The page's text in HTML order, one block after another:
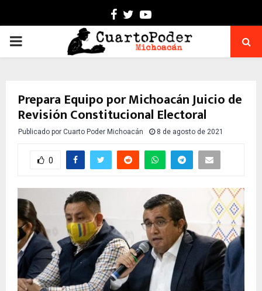
Facebook
TwitterYoutube
PRIMARY
Prepara Equipo por Michoacán Juicio de
Revisión Constitucional Electoral
Publicado por Cuarto Poder Michoacán 8 de agosto de 2021
0